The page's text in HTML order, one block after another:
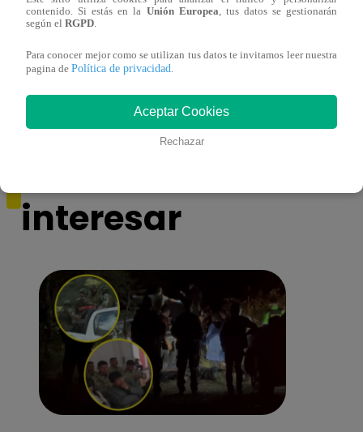
Yo Soy GRANDES BATALLAS: ¡El
mantuvo su silla de consagrado!
interesar
contenido. Si estás en la Unión Europea , tus datos se gestionarán
según el RGPD
Para conocer mejor como se utilizan tus datos te invitamos leer nuestra
pagina de Política de privacidad
Aceptar Cookies
Rechazar